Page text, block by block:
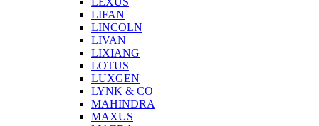
LIFAN
LINCOLN
LIVAN
LIXIANG
LOTUS
LUXGEN
LYNK & CO
MAHINDRA
MAXUS